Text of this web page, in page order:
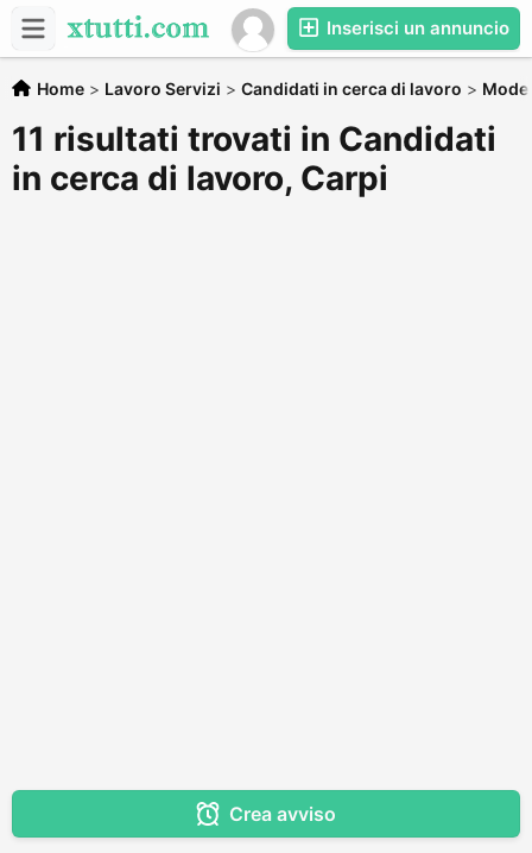
Inserisci un annuncio
Home > Lavoro Servizi > Candidati in cerca di lavoro >
11 risultati trovati in Candidati
in cerca di lavoro, Carpi
Crea avviso